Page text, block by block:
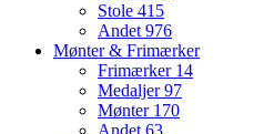
Stole 415
Andet976
Mønter & Frimærker
Frimærker 14
Medaljer97
Mønter 170